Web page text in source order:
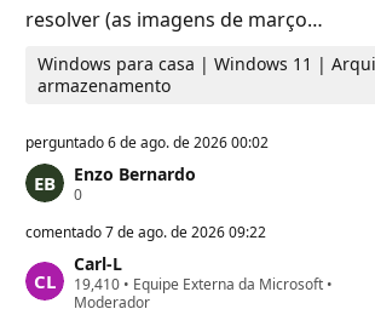
resolver (as imagens de março…
Windows para casa | Windows 11 |
armazenamento
perguntado6 de ago. de 2026 00:02
Enzo Bernardo
0P
n
o
s
d
comentado7 de ago. de 2026 09:22
Carl-L
19,410 P
o
• Equipe Externa da Microsoft •
Moderador